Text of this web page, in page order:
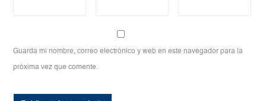
Guarda mi nombre, correo electrónico y web en este navegador para la
próxima vez que comente.